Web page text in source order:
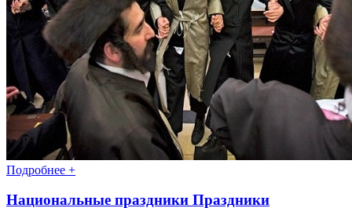
Подробнее +
Национальные праздники Праздники